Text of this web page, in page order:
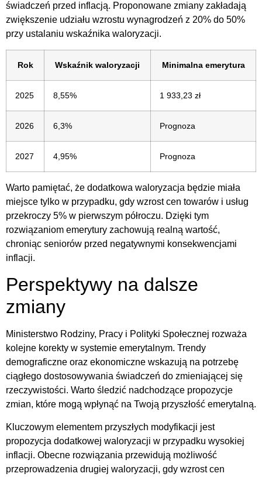
świadczeń przed inflacją. Proponowane zmiany zakładają
zwiększenie udziału wzrostu wynagrodzeń z 20% do 50%
przy ustalaniu wskaźnika waloryzacji.
Rok Wskaźnik waloryzacji Minimalna emerytura
2025 8,55% 1 933,23 zł
2026 6,3% Prognoza
2027 4,95% Prognoza
Warto pamiętać, że dodatkowa waloryzacja będzie miała
miejsce tylko w przypadku, gdy wzrost cen towarów i usług
przekroczy 5% w pierwszym półroczu. Dzięki tym
rozwiązaniom emerytury zachowują realną wartość,
chroniąc seniorów przed negatywnymi konsekwencjami
inflacji.
Perspektywy na dalsze
zmiany
Ministerstwo Rodziny, Pracy i Polityki Społecznej rozważa
kolejne korekty w systemie emerytalnym. Trendy
demograficzne oraz ekonomiczne wskazują na potrzebę
ciągłego dostosowywania świadczeń do zmieniającej się
rzeczywistości. Warto śledzić nadchodzące propozycje
zmian, które mogą wpłynąć na Twoją przyszłość emerytalną.
Kluczowym elementem przyszłych modyfikacji jest
propozycja dodatkowej waloryzacji w przypadku wysokiej
inflacji. Obecne rozwiązania przewidują możliwość
przeprowadzenia drugiej waloryzacji, gdy wzrost cen